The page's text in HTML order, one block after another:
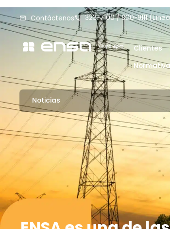
Contáctenos 323-7100 / 800-9111
Clientes
Noticias